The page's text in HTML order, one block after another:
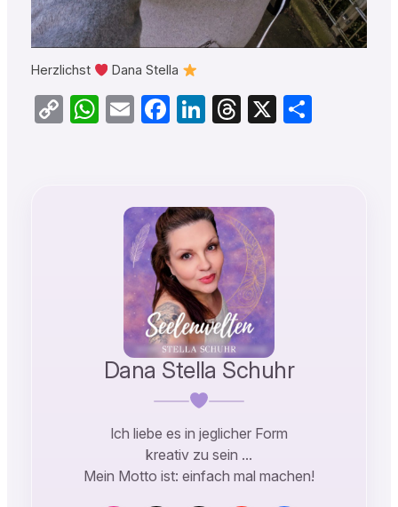
Herzlichst Dana Stella
CopyWhatsApp
EmailFacebook
LinkedIn
Threads
X Teilen
Dana Stella Schuhr
Ich liebe es in jeglicher Form
kreativ zu sein …
Mein Motto ist: einfach mal machen!